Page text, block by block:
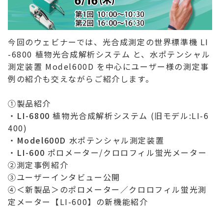
今回のウェビナーでは、光合成測定の世界標準機 LI
-6800 植物光合成解析システム と、水ポテンシャル
測定装置 Model600D を中心にユーザー様の測定事
例の紹介も交えながらご紹介します。
①製品紹介
・ LI-6800 植物光合成解析システム (旧モデル:LI-6
400)
・ Model600D 水ポテンシャル測定装置
・ LI-600 ポロメーター/クロロフィル蛍光メーター
②測定事例紹介
③ユーザーインタビュー公開
④＜新製品＞のポロメーター／クロロフィル蛍光測
定メーター【LI-600】の新機能紹介